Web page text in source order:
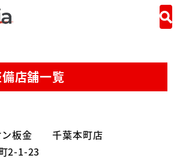
店舗一覧
ン板金 千葉本町店
2-1-23